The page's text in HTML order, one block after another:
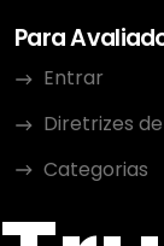
Para
Entrar
Diretrizes
Categorias